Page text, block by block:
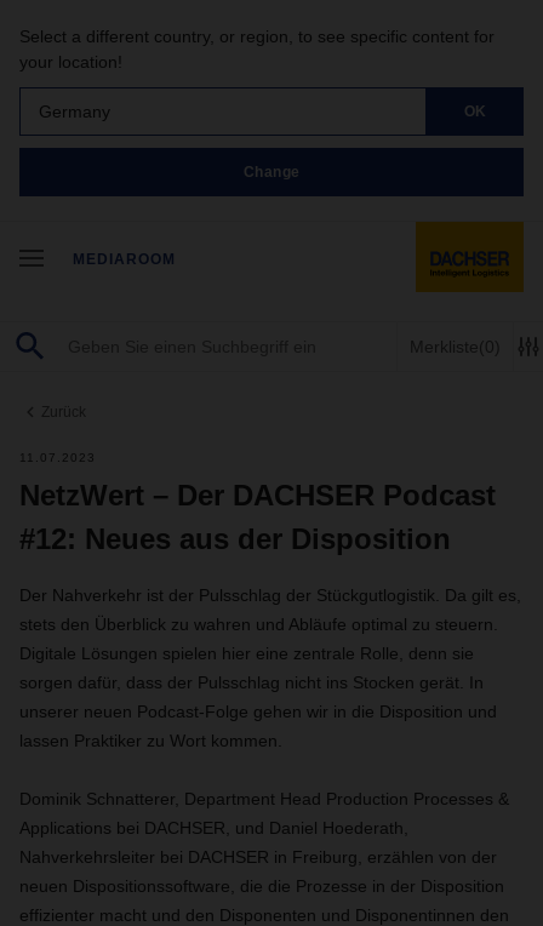
Select a different country, or region, to see specific content for
your location!
Germany OK
Change
MEDIAROOM
Merkliste(0)
Zurück
11.07.2023
NetzWert – Der DACHSER Podcast
#12: Neues aus der Disposition
Der Nahverkehr ist der Pulsschlag der Stückgutlogistik. Da gilt es,
stets den Überblick zu wahren und Abläufe optimal zu steuern.
Digitale Lösungen spielen hier eine zentrale Rolle, denn sie
sorgen dafür, dass der Pulsschlag nicht ins Stocken gerät. In
unserer neuen Podcast-Folge gehen wir in die Disposition und
lassen Praktiker zu Wort kommen.
Dominik Schnatterer, Department Head Production Processes &
Applications bei DACHSER, und Daniel Hoederath,
Nahverkehrsleiter bei DACHSER in Freiburg, erzählen von der
neuen Dispositionssoftware, die die Prozesse in der Disposition
effizienter macht und den Disponenten und Disponentinnen den